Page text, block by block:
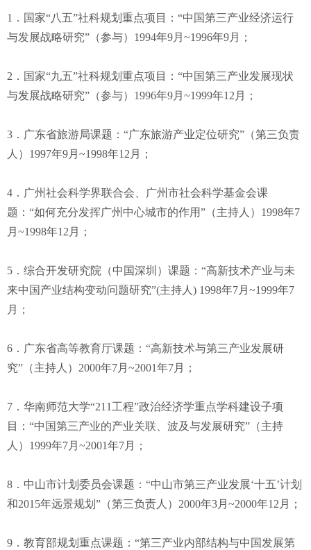
1．国家“八五”社科规划重点项目：“中国第三产业经济运行
与发展战略研究”（参与）1994年9月~1996年9月；
2．国家“九五”社科规划重点项目：“中国第三产业发展现状
与发展战略研究”（参与）1996年9月~1999年12月；
3．广东省旅游局课题：“广东旅游产业定位研究”（第三负责
人）1997年9月~1998年12月；
4．广州社会科学界联合会、广州市社会科学基金会课
题：“如何充分发挥广州中心城市的作用”（主持人）1998年7
月~1998年12月；
5．综合开发研究院（中国深圳）课题：“高新技术产业与未
来中国产业结构变动问题研究”(主持人) 1998年7月~1999年7
月；
6．广东省高等教育厅课题：“高新技术与第三产业发展研
究”（主持人）2000年7月~2001年7月；
7．华南师范大学“211工程”政治经济学重点学科建设子项
目：“中国第三产业的产业关联、波及与发展研究”（主持
人）1999年7月~2001年7月；
8．中山市计划委员会课题：“中山市第三产业发展‘十五’计划
和2015年远景规划”（第三负责人）2000年3月~2000年12月；
9．教育部规划重点课题：“第三产业内部结构与中国发展第